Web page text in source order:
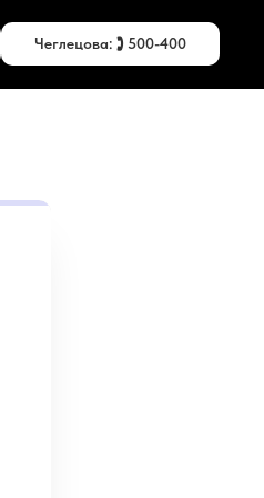
Чеглецова: 🕽 500-400